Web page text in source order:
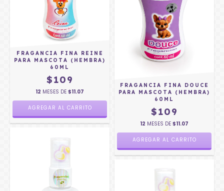
FRAGANCIA FINA REINE
PARA MASCOTA (HEMBRA)
60ML
$109
12 MESES DE $11.07
FRAGANCIA FINA DOUCE
PARA MASCOTA (HEMBRA)
60ML
$109
12 MESES DE $11.07